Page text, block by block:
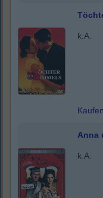
k.A.
Kaufen
Anna
k.A.